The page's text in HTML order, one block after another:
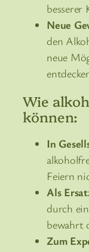
besserer
Neue
den
neue
Wie
können:
In
Feiern
Als
durch
bewahrt
Zum